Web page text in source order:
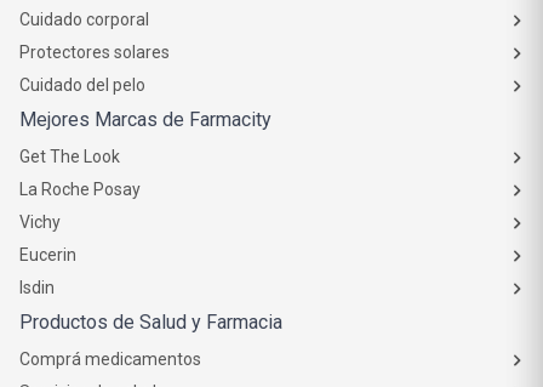
Cuidado corporal
Protectores solares
Cuidado del pelo
Mejores Marcas de Farmacity
Get The Look
La Roche Posay
Vichy
Eucerin
Isdin
Productos de Salud y Farmacia
Comprá medicamentos